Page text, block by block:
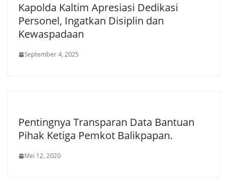
Kapolda Kaltim Apresiasi Dedikasi
Personel, Ingatkan Disiplin dan
Kewaspadaan
September 4, 2025
Pentingnya Transparan Data Bantuan
Pihak Ketiga Pemkot Balikpapan.
Mei 12, 2020